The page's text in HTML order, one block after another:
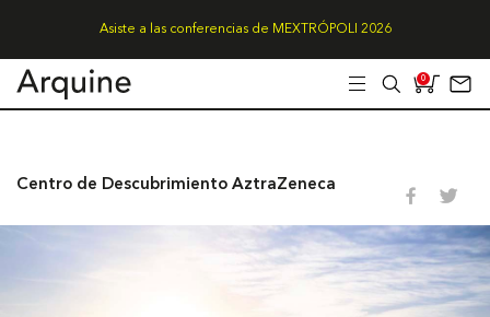
Asiste a las conferencias de MEXTRÓPOLI 2026
0
Centro de Descubrimiento AztraZeneca